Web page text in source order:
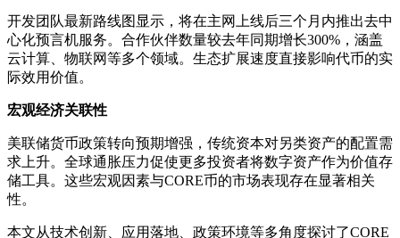
开发团队最新路线图显示，将在主网上线后三个月内推出去中
心化预言机服务。合作伙伴数量较去年同期增长300%，涵盖
云计算、物联网等多个领域。生态扩展速度直接影响代币的实
际效用价值。
宏观经济关联性
美联储货币政策转向预期增强，传统资本对另类资产的配置需
求上升。全球通胀压力促使更多投资者将数字资产作为价值存
储工具。这些宏观因素与CORE币的市场表现存在显著相关
性。
本文从技术创新、应用落地、政策环境等多角度探讨了CORE